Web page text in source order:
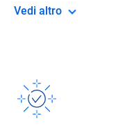
Vedi altro